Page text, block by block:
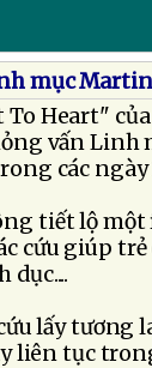
mục
Heart"
vấn Linh
các ngày
tiết lộ một
cứu giúp trẻ
lấy tương
liên tục